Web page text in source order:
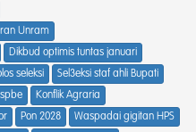
Unram
Dikbud optimis tuntas januari
seleksi
Sel3eksi staf ahli Bupati
spbe
Konflik Agraria
Pon 2028
Waspadai gigitan HPS